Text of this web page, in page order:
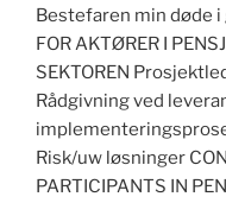
Bestefaren min døde i
FOR AKTØRER I
SEKTOREN
Rådgivning ved
Risk/uw løsninger
PARTICIPANTS IN